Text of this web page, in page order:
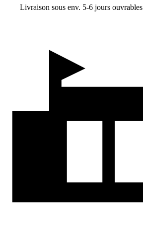
Livraison sous env. 5-6 jours ouvrables